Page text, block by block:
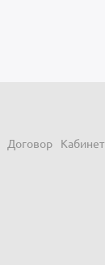
Договор Кабинет